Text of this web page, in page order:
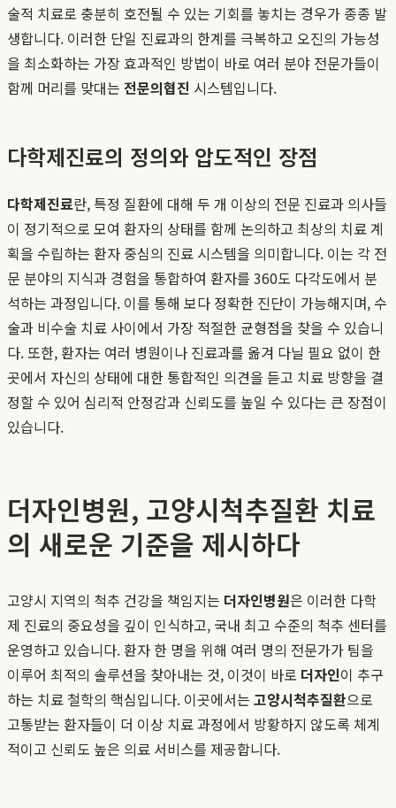
술적 치료로 충분히 호전될 수 있는 기회를 놓치는 경우가 종종 발
생합니다. 이러한 단일 진료과의 한계를 극복하고 오진의 가능성
을 최소화하는 가장 효과적인 방법이 바로 여러 분야 전문가들이
함께 머리를 맞대는 전문의협진 시스템입니다.
다학제진료의 정의와 압도적인 장점
다학제진료란, 특정 질환에 대해 두 개 이상의 전문 진료과 의사들
이 정기적으로 모여 환자의 상태를 함께 논의하고 최상의 치료 계
획을 수립하는 환자 중심의 진료 시스템을 의미합니다. 이는 각 전
문 분야의 지식과 경험을 통합하여 환자를 360도 다각도에서 분
석하는 과정입니다. 이를 통해 보다 정확한 진단이 가능해지며, 수
술과 비수술 치료 사이에서 가장 적절한 균형점을 찾을 수 있습니
다. 또한, 환자는 여러 병원이나 진료과를 옮겨 다닐 필요 없이 한
곳에서 자신의 상태에 대한 통합적인 의견을 듣고 치료 방향을 결
정할 수 있어 심리적 안정감과 신뢰도를 높일 수 있다는 큰 장점이
있습니다.
더자인병원, 고양시척추질환 치료
의 새로운 기준을 제시하다
고양시 지역의 척추 건강을 책임지는 더자인병원은 이러한 다학
제 진료의 중요성을 깊이 인식하고, 국내 최고 수준의 척추 센터를
운영하고 있습니다. 환자 한 명을 위해 여러 명의 전문가가 팀을
이루어 최적의 솔루션을 찾아내는 것, 이것이 바로 더자인이 추구
하는 치료 철학의 핵심입니다. 이곳에서는 고양시척추질환으로
고통받는 환자들이 더 이상 치료 과정에서 방황하지 않도록 체계
적이고 신뢰도 높은 의료 서비스를 제공합니다.